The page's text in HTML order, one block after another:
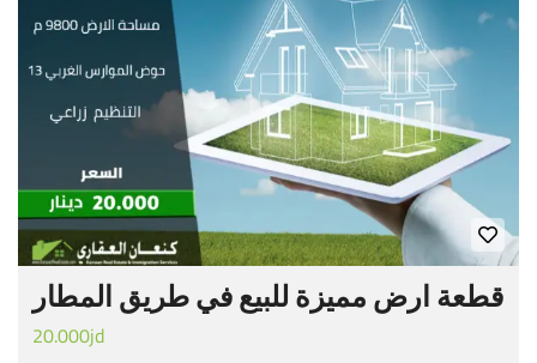
قطعة ارض مميزة للبيع في طريق المطار
20.000jd